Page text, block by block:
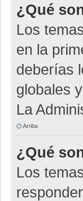
¿Qué
Los
en la
deberías
globales
La
Arriba
¿Qué
Los